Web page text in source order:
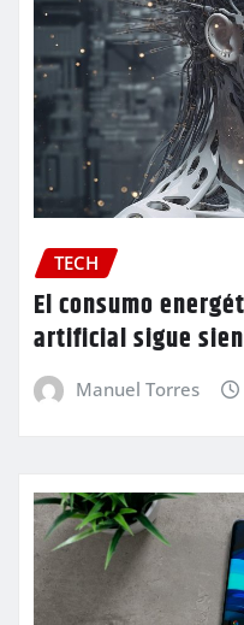
TECH
El consumo
artificial sigue
Manuel Torres